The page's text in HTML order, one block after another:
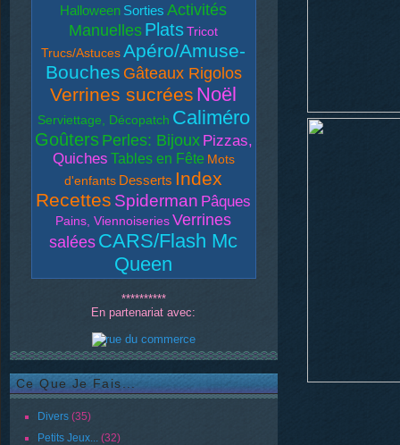
Halloween Sorties Activités
Manuelles Plats Tricot
Trucs/Astuces Apéro/Amuse-
Bouches Gâteaux Rigolos
Verrines sucrées Noël
Serviettage, Décopatch Caliméro
Goûters Perles: Bijoux Pizzas,
Quiches Tables en Fête Mots
d'enfants Desserts Index
Recettes Spiderman Pâques
Pains, Viennoiseries Verrines
salées CARS/Flash Mc
Queen
**********
En partenariat avec:
Ce Que Je Fais...
Divers (35)
Petits Jeux... (32)